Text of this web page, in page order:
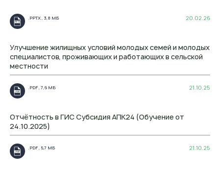
20.02.26
.PPTX
.PPTX , 3,8 МБ
Улучшение жилищных условий молодых семей и молодых
специалистов, проживающих и работающих в сельской
местности
21.10.25
.PDF
.PDF , 7,6 МБ
Отчётность в ГИС Субсидия АПК24 (Обучение от
24.10.2025)
21.10.25
.PDF
.PDF , 5,7 МБ